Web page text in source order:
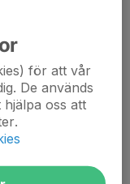
i svarsfältet så
vattenflaska.
för att vår
De används
oss att